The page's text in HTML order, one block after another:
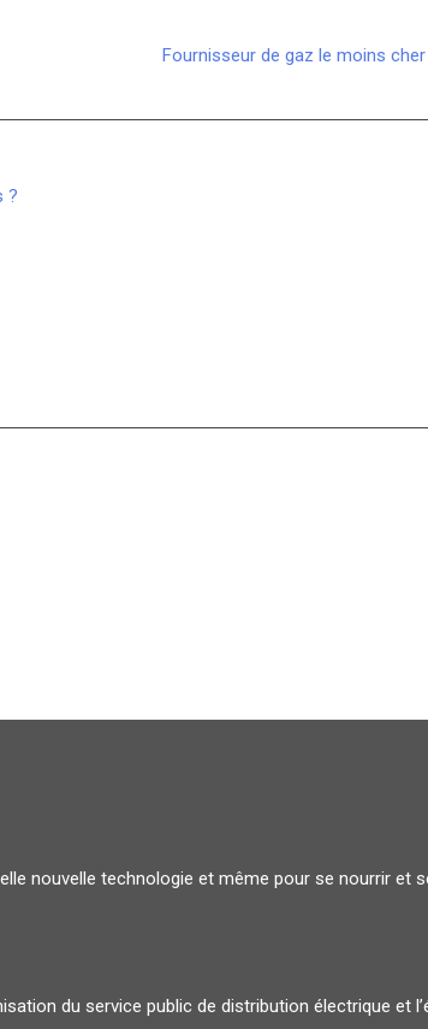
Fournisseur de gaz le moins
?
nouvelle technologie et même pour se nourrir et
du service public de distribution électrique et